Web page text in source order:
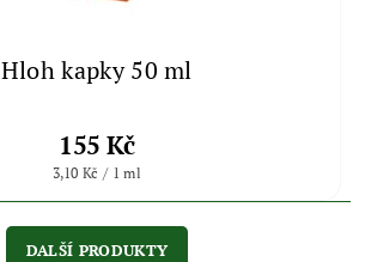
Hloh kapky 50 ml
155 Kč
3,10 Kč / 1 ml
DALŠÍ PRODUKTY